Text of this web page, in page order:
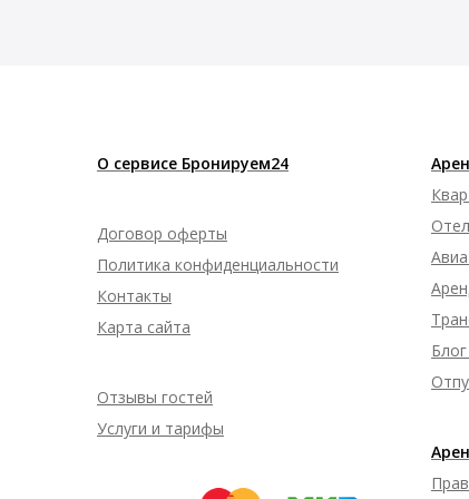
О сервисе Бронируем24
Договор оферты
Политика конфиденциальности
Контакты
Карта сайта
Отзывы гостей
Услуги и тарифы